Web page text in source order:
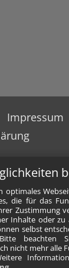
die für das
Zustimmung
Inhalte oder zu
selbst
beachten
nicht mehr alle
auf
Impressum